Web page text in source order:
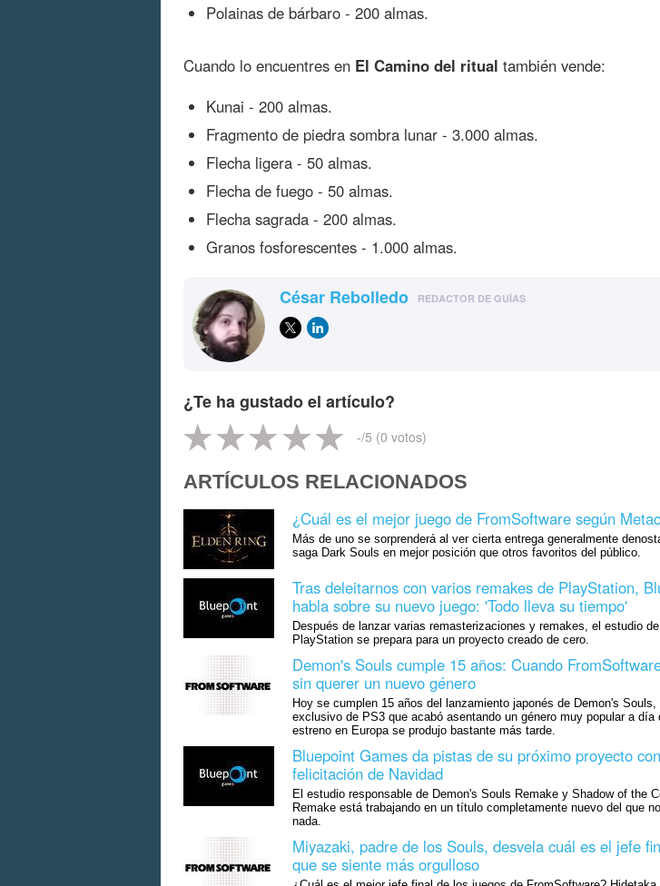
Polainas de bárbaro - 200 almas.
Cuando lo encuentres en El Camino del ritual también vende:
Kunai - 200 almas.
Fragmento de piedra sombra lunar - 3.000 almas.
Flecha ligera - 50 almas.
Flecha de fuego - 50 almas.
Flecha sagrada - 200 almas.
Granos fosforescentes - 1.000 almas.
César Rebolledo REDACTOR DE GUÍAS
¿Te ha gustado el artículo?
-/5 (0 votos)
ARTÍCULOS RELACIONADOS
¿Cuál es el mejor juego de FromSoftware según
Más de uno se sorprenderá al ver cierta entrega generalmente
saga Dark Souls en mejor posición que otros favoritos del público.
Tras deleitarnos con varios remakes de PlayStation,
habla sobre su nuevo juego: 'Todo lleva su tiempo'
Después de lanzar varias remasterizaciones y remakes, el estudio de
PlayStation se prepara para un proyecto creado de cero.
Demon's Souls cumple 15 años: Cuando
sin querer un nuevo género
Hoy se cumplen 15 años del lanzamiento japonés de Demon's Souls,
exclusivo de PS3 que acabó asentando un género muy popular a día
estreno en Europa se produjo bastante más tarde.
Bluepoint Games da pistas de su próximo proyecto
felicitación de Navidad
El estudio responsable de Demon's Souls Remake y Shadow of the
Remake está trabajando en un título completamente nuevo del que
nada.
Miyazaki, padre de los Souls, desvela cuál es el jefe
que se siente más orgulloso